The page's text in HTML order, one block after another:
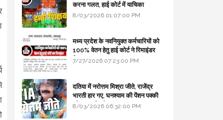
करना गलत, हाई कोर्ट में याचिका
8/03/2026 01:07:00 PM
मध्य प्रदेश के नवनियुक्त कर्मचारियों को
100% वेतन हेतु हाई कोर्ट ने रिमाइंडर
लिखा
7/27/2026 07:23:00 PM
दतिया में नरोत्तम मिश्रा जीते, राजेंद्र
भारती हार गए, घनश्याम की पेंशन पक्की
और आशुतोष बैक टू...
8/03/2026 06:32:00 PM